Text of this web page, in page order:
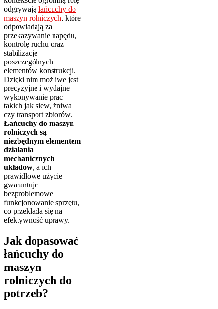
odgrywają łańcuchy do
maszyn rolniczych, które
odpowiadają za
przekazywanie napędu,
kontrolę ruchu oraz
stabilizację
poszczególnych
elementów konstrukcji.
Dzięki nim możliwe jest
precyzyjne i wydajne
wykonywanie prac
takich jak siew, żniwa
czy transport zbiorów.
Łańcuchy do maszyn
rolniczych są
niezbędnym elementem
działania
mechanicznych
układów, a ich
prawidłowe użycie
gwarantuje
bezproblemowe
funkcjonowanie sprzętu,
co przekłada się na
efektywność uprawy.
Jak dopasować
łańcuchy do
maszyn
rolniczych do
potrzeb?